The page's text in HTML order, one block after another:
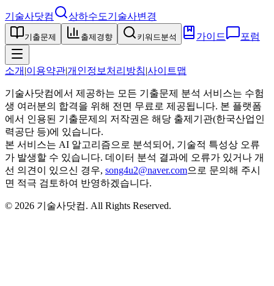
기술사닷컴 상하수도기술사변경
기출문제 출제경향 키워드분석 가이드 포럼
소개 |이용약관|개인정보처리방침|사이트맵
기술사닷컴에서 제공하는 모든 기출문제 분석 서비스는 수험
생 여러분의 합격을 위해 전면 무료로 제공됩니다. 본 플랫폼
에서 인용된 기출문제의 저작권은 해당 출제기관(한국산업인
력공단 등)에 있습니다.
본 서비스는 AI 알고리즘으로 분석되어, 기술적 특성상 오류
가 발생할 수 있습니다. 데이터 분석 결과에 오류가 있거나 개
선 의견이 있으신 경우, song4u2@naver.com으로 문의해 주시
면 적극 검토하여 반영하겠습니다.
© 2026 기술사닷컴. All Rights Reserved.